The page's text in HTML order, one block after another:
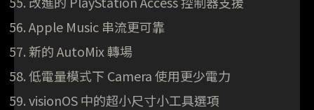
Apple Music 串流更可靠
新的 AutoMix 轉場
低電量模式下 Camera 使用更少電力
visionOS 中的超小尺寸小工具選項